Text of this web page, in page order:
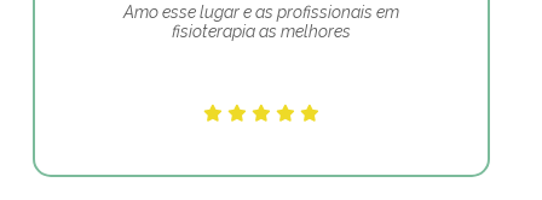
Amo esse lugar e as profissionais em
fisioterapia as melhores